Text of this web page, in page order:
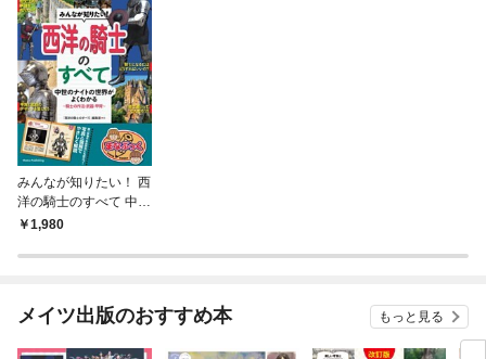
みんなが知りたい！ 西
洋の騎士のすべて 中世
のナイトの世界がよく
武器・甲冑～
1,980
メイツ出版のおすすめ本 もっと見る